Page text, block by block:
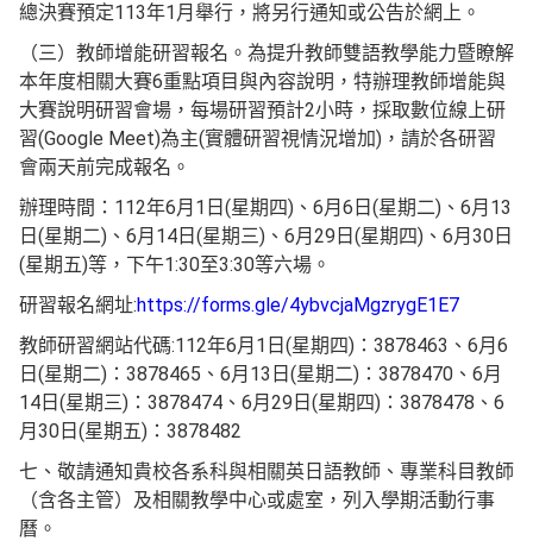
總決賽預定113年1月舉行，將另行通知或公告於網上。
（三）教師增能研習報名。為提升教師雙語教學能力暨瞭解
本年度相關大賽6重點項目與內容說明，特辦理教師增能與
大賽說明研習會場，每場研習預計2小時，採取數位線上研
習(Google Meet)為主(實體研習視情況增加)，請於各研習
會兩天前完成報名。
辦理時間：112年6月1日(星期四)、6月6日(星期二)、6月13
日(星期二)、6月14日(星期三)、6月29日(星期四)、6月30日
(星期五)等，下午1:30至3:30等六場。
研習報名網址:https://forms.gle/4ybvcjaMgzrygE1E7
教師研習網站代碼:112年6月1日(星期四)：3878463、6月6
日(星期二)：3878465、6月13日(星期二)：3878470、6月
14日(星期三)：3878474、6月29日(星期四)：3878478、6
月30日(星期五)：3878482
七、敬請通知貴校各系科與相關英日語教師、專業科目教師
（含各主管）及相關教學中心或處室，列入學期活動行事
曆。